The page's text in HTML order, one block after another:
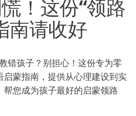
！这份“领路
南请收好
错孩子？别担心！这份专为零
蒙指南，提供从心理建设到实
您成为孩子最好的启蒙领路